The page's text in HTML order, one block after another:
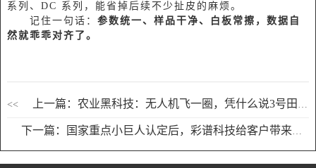
系列、DC 系列，能省掉后续不少扯皮的麻烦。
记住一句话： 参数统一、样品干净、白板常擦，数据自
然就乖乖对齐了。
<< 上一篇：农业黑科技：无人机飞一圈，凭什么说3号田的番茄缺了镁？
下一篇：国家重点小巨人认定后，彩谱科技给客户带来了什么？